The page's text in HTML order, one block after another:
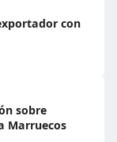
con
sobre
Marruecos